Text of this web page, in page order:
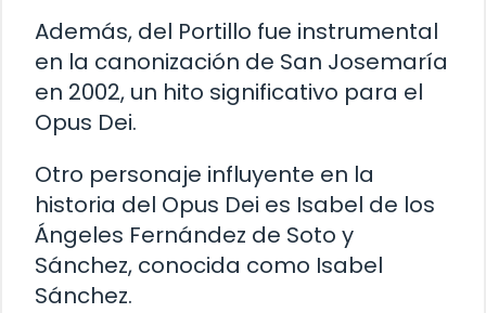
Además, del Portillo fue instrumental
en la canonización de San Josemaría
en 2002, un hito significativo para el
Opus Dei.
Otro personaje influyente en la
historia del Opus Dei es Isabel de los
Ángeles Fernández de Soto y
Sánchez, conocida como Isabel
Sánchez.